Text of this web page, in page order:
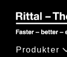
Produkter